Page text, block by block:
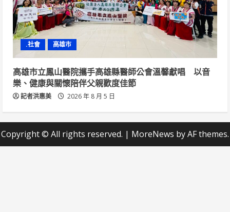
.社會 高雄市
高雄市立鳳山醫院攜手高雄縣醫師公會溫馨獻唱 以音
樂、健康與關懷陪伴父親歡度佳節
記者洪惠美 2026 年 8 月 5 日
Copyright © All rights reserved. | MoreNews by AF themes.